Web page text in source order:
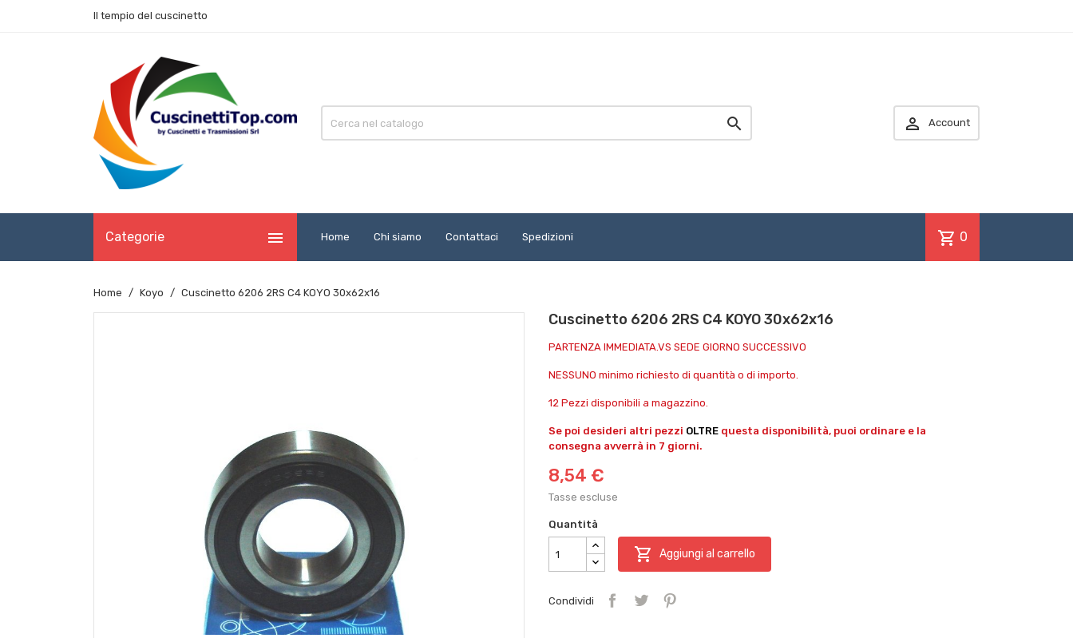
Il tempio del cuscinetto
  Account
Categorie  Home Chi siamo Contattaci Spedizioni shopping_cart 0
Home Koyo Cuscinetto 6206 2RS C4 KOYO 30x62x16
Cuscinetto 6206 2RS C4 KOYO 30x62x16
PARTENZA IMMEDIATA.VS SEDE GIORNO SUCCESSIVO
NESSUNO minimo richiesto di quantità o di importo.
12 Pezzi disponibili a magazzino.
Se poi desideri altri pezzi OLTRE questa disponibilità, puoi ordinare e la
consegna avverrà in 7 giorni.
8,54 €
Tasse escluse
Quantità
 Aggiungi al carrello
Condividi